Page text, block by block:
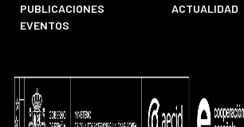
PUBLICACIONES
ACTUALIDAD
EVENTOS